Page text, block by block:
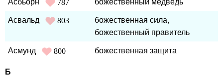
Асбьорн 787 божественный медведь
Асвальд 803
божественная сила,
божественный правитель
Асмунд 800 божественная защита
Б